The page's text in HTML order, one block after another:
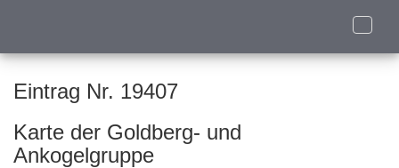
Toggle
Eintrag Nr. 19407
Karte der Goldberg- und
Ankogelgruppe